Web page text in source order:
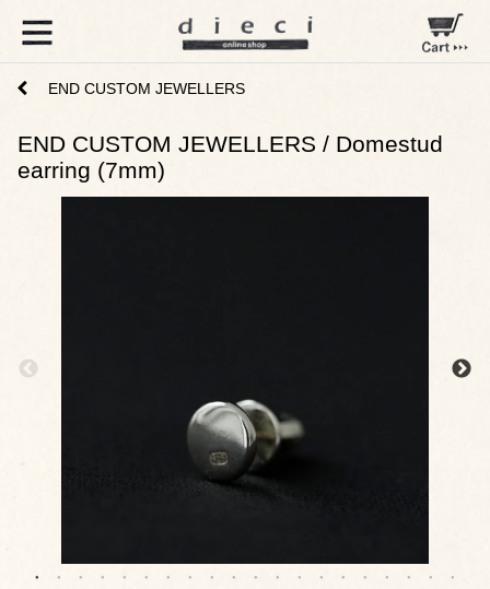
END CUSTOM JEWELLERS
END CUSTOM JEWELLERS / Domestud
earring (7mm)